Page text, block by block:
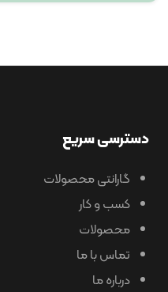
دسترسی سریع
گارانتی محصولات
کسب و کار
محصولات
تماس با ما
درباره ما